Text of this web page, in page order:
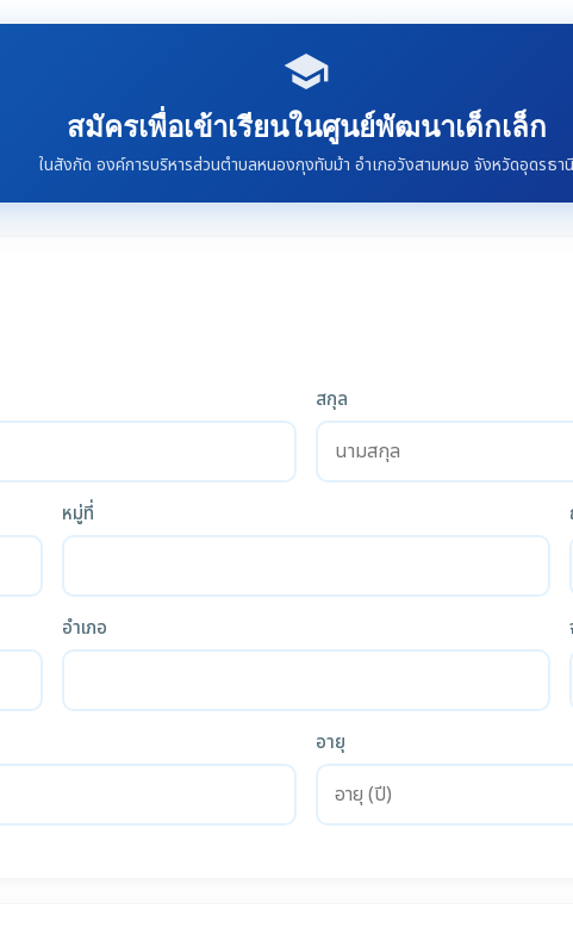
school
สมัครเพื่อเข้าเรียนในศูนย์พัฒนาเด็กเล็ก
ในสังกัด องค์การบริหารส่วนตำบลหนองกุงทับม้า อำเภอวังสามหมอ จังหวัดอุดรธานี
สกุล
หมู่ที่
อำเภอ
อายุ